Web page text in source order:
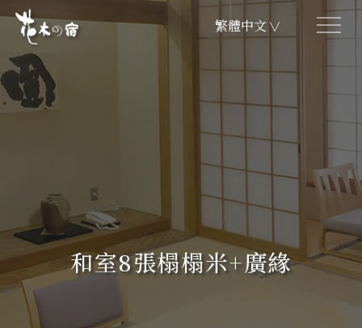
繁體中文 ∨
和室8張榻榻米+廣緣